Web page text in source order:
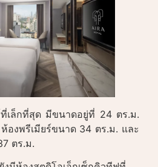
ที่เล็กที่สุด มีขนาดอยู่ที่ 24 ตร.ม.
งพรีเมียร์ขนาด 34 ตร.ม. และ
ตร.ม.